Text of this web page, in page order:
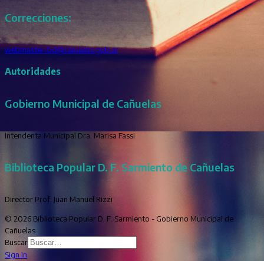
Correcciones:
webmaster-bd@canuelas.gob.ar
Autoridades
Gobierno Municipal de Cañuelas
Intendenta Municipal Dra. Marisa Fassi
Biblioteca Popular D. F. Sarmiento de Cañuelas
Director Prof. Juan Manuel Rizzi
© 2026 Biblioteca Popular D. F. Sarmiento - Gobierno Municipal de
Cañuelas
Buscar
Sign In